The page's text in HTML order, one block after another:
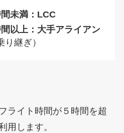
未満：LCC
以上：大手アライアン
り継ぎ）
ライト時間が５時間を超
用します。